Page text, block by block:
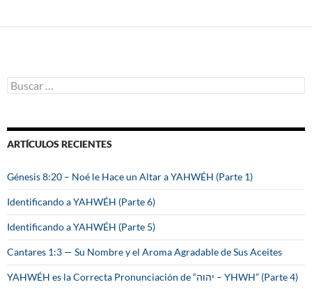
B
u
a
r
ARTÍCULOS RECIENTES
Génesis 8:20 – Noé le Hace un Altar a YAHWÉH (Parte 1)
Identificando a YAHWÉH (Parte 6)
Identificando a YAHWÉH (Parte 5)
Cantares 1:3 — Su Nombre y el Aroma Agradable de Sus Aceites
YAHWÉH es la Correcta Pronunciación de “יהוה – YHWH” (Parte 4)